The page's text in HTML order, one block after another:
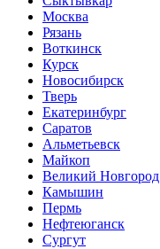
Москва
Рязань
Воткинск
Курск
Новосибирск
Тверь
Екатеринбург
Саратов
Альметьевск
Майкоп
Великий Новгород
Камышин
Пермь
Нефтеюганск
Сургут